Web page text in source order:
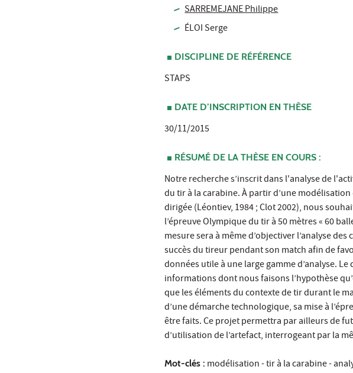
SARREMEJANE Philippe
ÉLOI Serge
DISCIPLINE DE RÉFÉRENCE
STAPS
DATE D’INSCRIPTION EN THÈSE
30/11/2015
RÉSUMÉ DE LA THÈSE EN COURS :
Notre recherche s’inscrit dans l'analyse de
du tir à la carabine. À partir d’une
dirigée (Léontiev, 1984 ; Clot 2002), nous
l’épreuve Olympique du tir à 50 mètres « 60
mesure sera à même d’objectiver l’analyse
succès du tireur pendant son match afin de
données utile à une large gamme d’analyse.
informations dont nous faisons l’hypothèse
que les éléments du contexte de tir durant le
d’une démarche technologique, sa mise à
être faits. Ce projet permettra par ailleurs de
d’utilisation de l’artefact, interrogeant par la
Mot-clés : modélisation - tir à la carabine -